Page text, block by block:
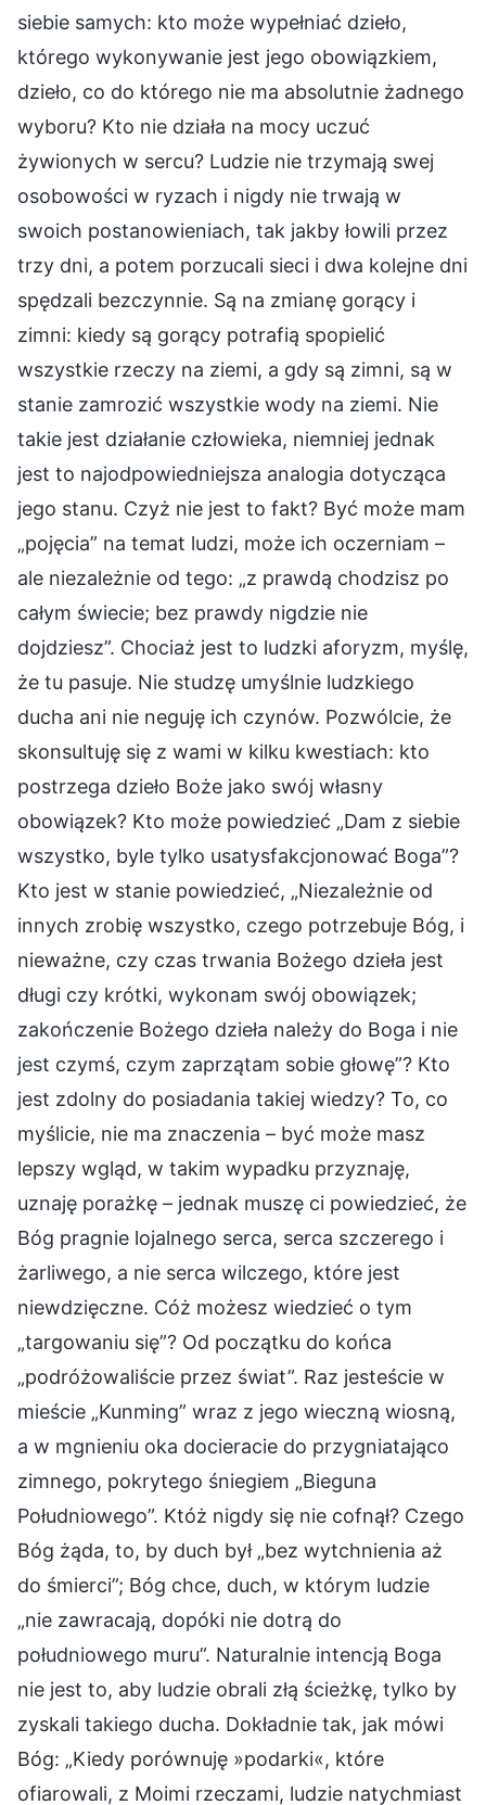
siebie samych: kto może wypełniać dzieło,
którego wykonywanie jest jego obowiązkiem,
dzieło, co do którego nie ma absolutnie żadnego
wyboru? Kto nie działa na mocy uczuć
żywionych w sercu? Ludzie nie trzymają swej
osobowości w ryzach i nigdy nie trwają w
swoich postanowieniach, tak jakby łowili przez
trzy dni, a potem porzucali sieci i dwa kolejne dni
spędzali bezczynnie. Są na zmianę gorący i
zimni: kiedy są gorący potrafią spopielić
wszystkie rzeczy na ziemi, a gdy są zimni, są w
stanie zamrozić wszystkie wody na ziemi. Nie
takie jest działanie człowieka, niemniej jednak
jest to najodpowiedniejsza analogia dotycząca
jego stanu. Czyż nie jest to fakt? Być może mam
„pojęcia” na temat ludzi, może ich oczerniam –
ale niezależnie od tego: „z prawdą chodzisz po
całym świecie; bez prawdy nigdzie nie
dojdziesz”. Chociaż jest to ludzki aforyzm, myślę,
że tu pasuje. Nie studzę umyślnie ludzkiego
ducha ani nie neguję ich czynów. Pozwólcie, że
skonsultuję się z wami w kilku kwestiach: kto
postrzega dzieło Boże jako swój własny
obowiązek? Kto może powiedzieć „Dam z siebie
wszystko, byle tylko usatysfakcjonować Boga”?
Kto jest w stanie powiedzieć, „Niezależnie od
innych zrobię wszystko, czego potrzebuje Bóg, i
nieważne, czy czas trwania Bożego dzieła jest
długi czy krótki, wykonam swój obowiązek;
zakończenie Bożego dzieła należy do Boga i nie
jest czymś, czym zaprzątam sobie głowę”? Kto
jest zdolny do posiadania takiej wiedzy? To, co
myślicie, nie ma znaczenia – być może masz
lepszy wgląd, w takim wypadku przyznaję,
uznaję porażkę – jednak muszę ci powiedzieć, że
Bóg pragnie lojalnego serca, serca szczerego i
żarliwego, a nie serca wilczego, które jest
niewdzięczne. Cóż możesz wiedzieć o tym
„targowaniu się”? Od początku do końca
„podróżowaliście przez świat”. Raz jesteście w
mieście „Kunming” wraz z jego wieczną wiosną,
a w mgnieniu oka docieracie do przygniatająco
zimnego, pokrytego śniegiem „Bieguna
Południowego”. Któż nigdy się nie cofnął? Czego
Bóg żąda, to, by duch był „bez wytchnienia aż
do śmierci”; Bóg chce, duch, w którym ludzie
„nie zawracają, dopóki nie dotrą do
południowego muru”. Naturalnie intencją Boga
nie jest to, aby ludzie obrali złą ścieżkę, tylko by
zyskali takiego ducha. Dokładnie tak, jak mówi
Bóg: „Kiedy porównuję »podarki«, które
ofiarowali, z Moimi rzeczami, ludzie natychmiast